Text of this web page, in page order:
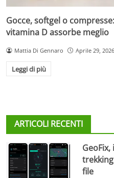
Gocce, softgel o
vitamina D assorbe meglio
Mattia Di Gennaro Aprile 29, 2026
Leggi di più
ARTICOLI RECENTI
file